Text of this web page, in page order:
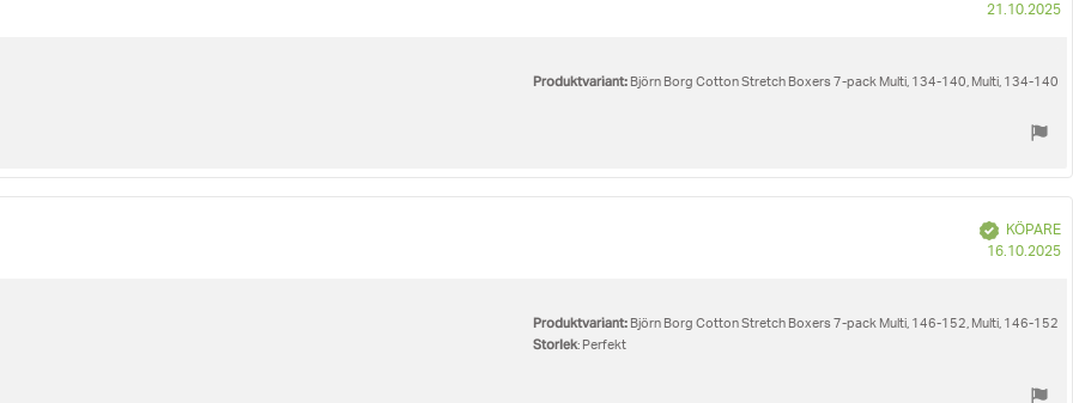
21.10.2025
Produktvariant: Björn Borg Cotton Stretch Boxers 7-pack Multi, 134-140, Multi, 134-140
Bekräftad
KÖPARE
16.10.2025
Produktvariant: Björn Borg Cotton Stretch Boxers 7-pack Multi, 146-152, Multi, 146-152
Storlek: Perfekt